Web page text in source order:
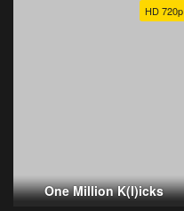
HD 720p
One Million K(l)icks